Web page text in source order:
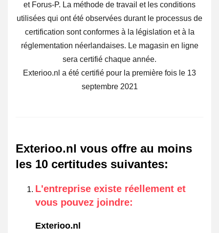
et Forus-P. La méthode de travail et les conditions
utilisées qui ont été observées durant le processus de
certification sont conformes à la législation et à la
réglementation néerlandaises. Le magasin en ligne
sera certifié chaque année.
Exterioo.nl a été certifié pour la première fois le 13
septembre 2021
Exterioo.nl vous offre au moins
les 10 certitudes suivantes:
L'entreprise existe réellement et
vous pouvez joindre:
Exterioo.nl